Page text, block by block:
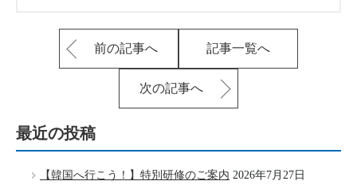
前の記事へ 記事一覧へ
次の記事へ
最近の投稿
【韓国へ行こう！】特別研修のご案内 2026年7月27日